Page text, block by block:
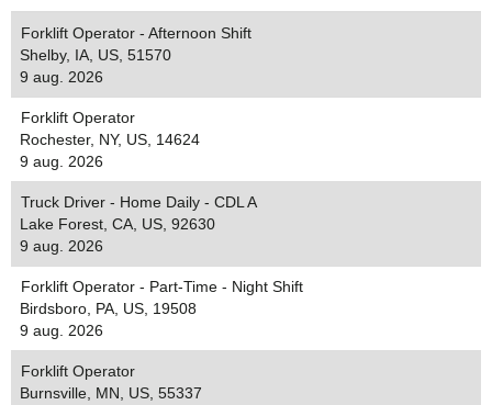
Forklift Operator - Afternoon Shift
Shelby, IA, US, 51570
9 aug. 2026
Forklift Operator
Rochester, NY, US, 14624
9 aug. 2026
Truck Driver - Home Daily - CDL A
Lake Forest, CA, US, 92630
9 aug. 2026
Forklift Operator - Part-Time - Night Shift
Birdsboro, PA, US, 19508
9 aug. 2026
Forklift Operator
Burnsville, MN, US, 55337